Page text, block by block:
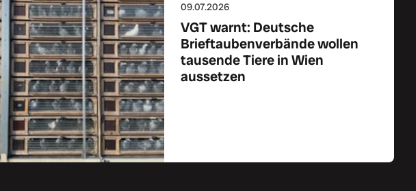
09.07.2026
VGT warnt: Deutsche
Brieftaubenverbände wollen
tausende Tiere in Wien
aussetzen